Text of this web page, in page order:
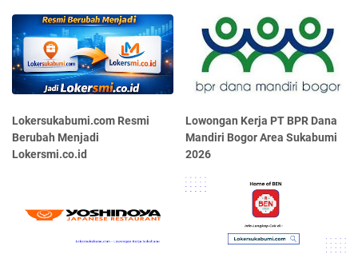
Lokersukabumi.com Resmi
Berubah Menjadi
Lokersmi.co.id
Lowongan Kerja PT BPR Dana
Mandiri Bogor Area Sukabumi
2026